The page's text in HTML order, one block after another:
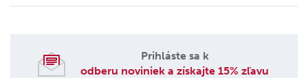
Prihláste sa k
odberu noviniek a získajte 15% zľavu